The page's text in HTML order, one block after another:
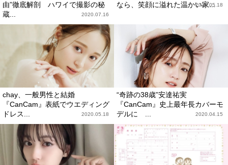
由”徹底解剖 ハワイで撮影の秘
蔵...
2020.07.16
なら、笑顔に溢れた温かい家...
2020.05.18
chay、一般男性と結婚
『CanCam』表紙でウエディング
ドレス...
2020.05.18
“奇跡の38歳”安達祐実
『CanCam』史上最年長カバーモ
デルに ...
2020.04.15